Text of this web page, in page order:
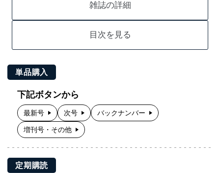
雑誌の詳細
目次を見る
単品購入
下記ボタンから
最新号 次号 バックナンバー
増刊号・その他
定期購読